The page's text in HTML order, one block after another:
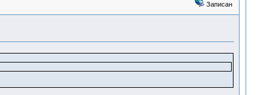
Записан